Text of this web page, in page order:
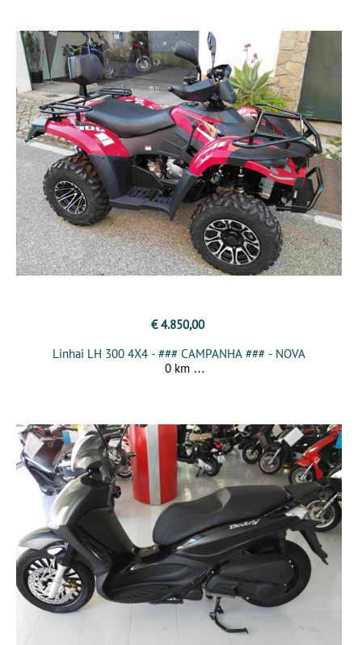
€ 4.850,00
Linhai LH 300 4X4 - ### CAMPANHA ### - NOVA
0 km